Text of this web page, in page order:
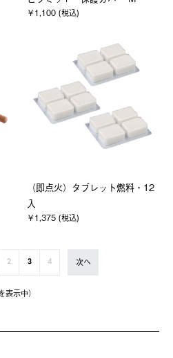
￥1,100 (税込)
（即点火）タブレット燃料・12
入
￥1,375 (税込)
⽰中）
2 3 4 次へ